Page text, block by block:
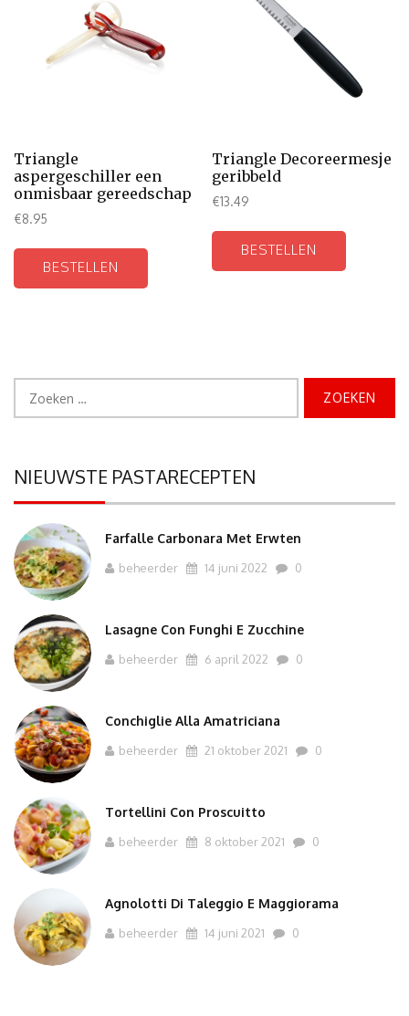
Triangle
aspergeschiller een
onmisbaar gereedschap
€8.95
BESTELLEN
Triangle Decoreermesje
geribbeld
€13.49
BESTELLEN
NIEUWSTE PASTARECEPTEN
Farfalle Carbonara Met Erwten
beheerder 14 juni 2022 0
Lasagne Con Funghi E Zucchine
beheerder 6 april 2022 0
Conchiglie Alla Amatriciana
beheerder 21 oktober 2021 0
Tortellini Con Proscuitto
beheerder 8 oktober 2021 0
Agnolotti Di Taleggio E Maggiorama
beheerder 14 juni 2021 0